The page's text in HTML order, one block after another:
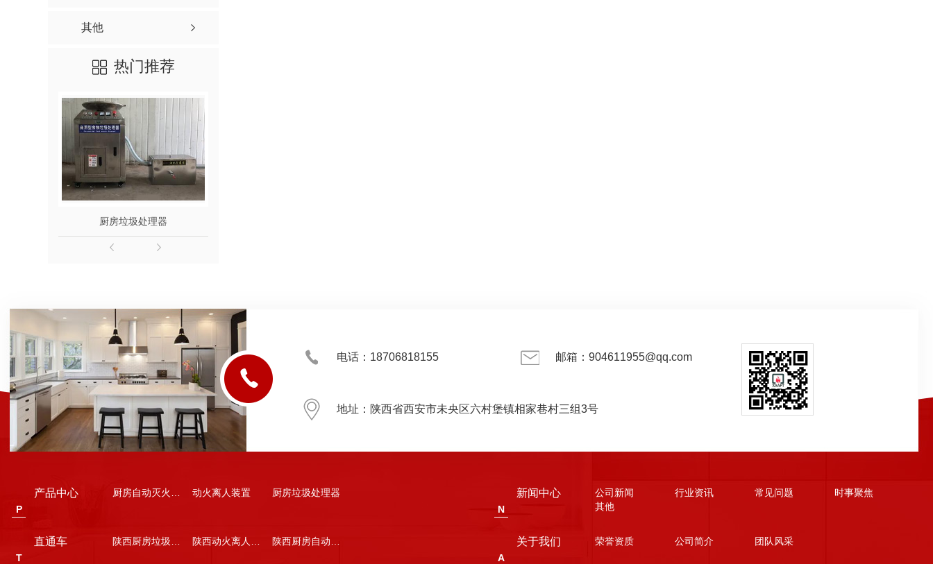
其他
热门推荐
厨房垃圾处理器
电话：18706818155 邮箱：904611955@qq.com
地址：陕西省西安市未央区六村堡镇相家巷村三组3号
P
产品中心 动火离人装置
厨房垃圾处理器
N
新闻中心 公司新闻 行业资讯 常见问题
时事聚焦
其他
T
直通车
A
关于我们 荣誉资质 公司简介 团队风采